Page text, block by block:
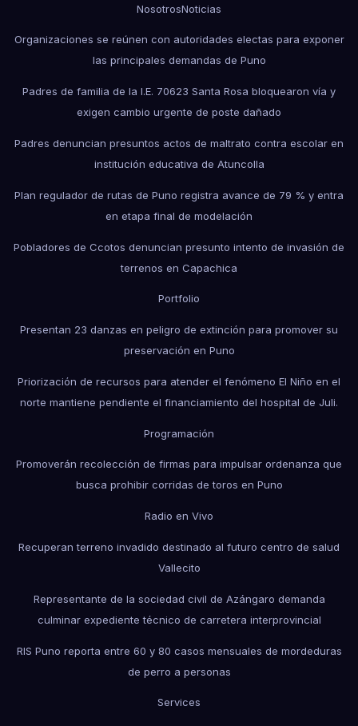
NosotrosNoticias
Organizaciones se reúnen con autoridades electas para exponer
las principales demandas de Puno
Padres de familia de la I.E. 70623 Santa Rosa bloquearon vía y
exigen cambio urgente de poste dañado
Padres denuncian presuntos actos de maltrato contra escolar en
institución educativa de Atuncolla
Plan regulador de rutas de Puno registra avance de 79 % y entra
en etapa final de modelación
Pobladores de Ccotos denuncian presunto intento de invasión de
terrenos en Capachica
Portfolio
Presentan 23 danzas en peligro de extinción para promover su
preservación en Puno
Priorización de recursos para atender el fenómeno El Niño en el
norte mantiene pendiente el financiamiento del hospital de Juli.
Programación
Promoverán recolección de firmas para impulsar ordenanza que
busca prohibir corridas de toros en Puno
Radio en Vivo
Recuperan terreno invadido destinado al futuro centro de salud
Vallecito
Representante de la sociedad civil de Azángaro demanda
culminar expediente técnico de carretera interprovincial
RIS Puno reporta entre 60 y 80 casos mensuales de mordeduras
de perro a personas
Services